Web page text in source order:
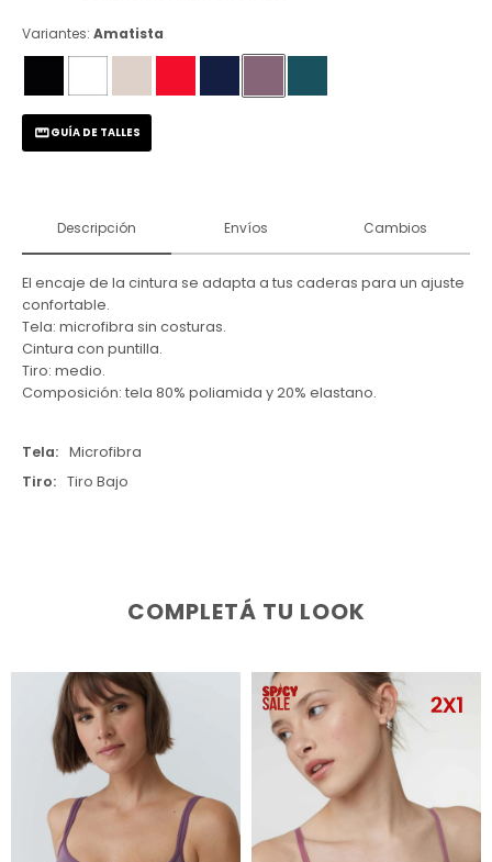
Variantes: Amatista
GUÍA DE TALLES
Descripción Envíos Cambios
El encaje de la cintura se adapta a tus caderas para un ajuste
confortable.
Tela: microfibra sin costuras.
Cintura con puntilla.
Tiro: medio.
Composición: tela 80% poliamida y 20% elastano.
Tela
Microfibra
Tiro
Tiro Bajo
COMPLETÁ TU LOOK